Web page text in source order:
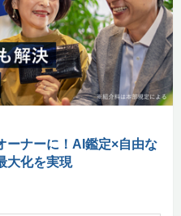
ーナーに！AI鑑定×自由な
大化を実現